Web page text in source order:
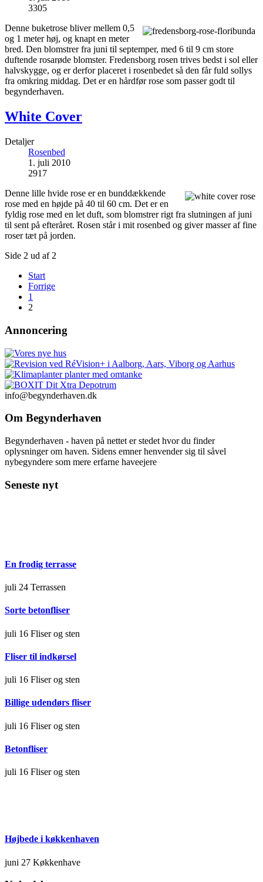
3305
Denne buketrose bliver mellem 0,5
og 1 meter høj, og knapt en meter
bred. Den blomstrer fra juni til septemper, med 6 til 9 cm store
duftende rosarøde blomster. Fredensborg rosen trives bedst i sol eller
halvskygge, og er derfor placeret i rosenbedet så den får fuld sollys
fra omkring middag. Det er en hårdfør rose som passer godt til
begynderhaven.
White Cover
Detaljer
Rosenbed
1. juli 2010
2917
Denne lille hvide rose er en bunddækkende
rose med en højde på 40 til 60 cm. Det er en
fyldig rose med en let duft, som blomstrer rigt fra slutningen af juni
til sent på efteråret. Rosen står i mit rosenbed og giver masser af fine
roser tæt på jorden.
Side 2 ud af 2
Start
Forrige
1
2
Annoncering
info@begynderhaven.dk
Om Begynderhaven
Begynderhaven - haven på nettet er stedet hvor du finder
oplysninger om haven. Sidens emner henvender sig til såvel
nybegyndere som mere erfarne haveejere
Seneste nyt
En frodig terrasse
juli 24 Terrassen
Sorte betonfliser
juli 16 Fliser og sten
Fliser til indkørsel
juli 16 Fliser og sten
Billige udendørs fliser
juli 16 Fliser og sten
Betonfliser
juli 16 Fliser og sten
Højbede i køkkenhaven
juni 27 Køkkenhave